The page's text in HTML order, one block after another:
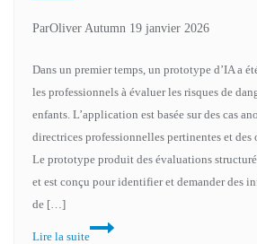
ParOliver Autumn 19 janvier 2026
Dans un premier temps, un prototype d’IA a
les professionnels à évaluer les risques de
enfants. L’application est basée sur des cas
directrices professionnelles pertinentes et des
Le prototype produit des évaluations
et est conçu pour identifier et demander des
de […]
Lire la suite